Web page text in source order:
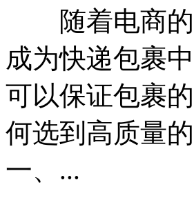
随着电商的
成为快递包裹
可以保证包裹
何选到高质
一、...